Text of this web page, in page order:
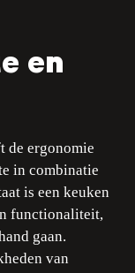
en
de ergonomie
in combinatie
is een keuken
functionaliteit,
gaan.
van